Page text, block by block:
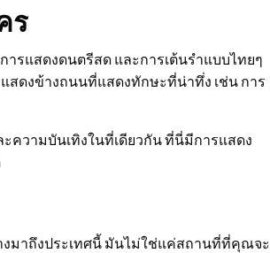
ร
รแสดงดนตรีสด และการเต้นรำแบบไทยๆ
ดงข้างถนนที่แสดงทักษะที่น่าทึ่ง เช่น การ
ความบันเทิงในที่เดียวกัน ที่นี่มีการแสดง
มาถึงประเทศนี้ มันไม่ใช่แค่สถานที่ที่คุณจะ